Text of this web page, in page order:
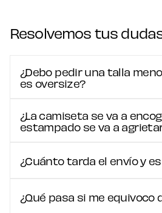
Resolvemos tus
¿Debo pedir una talla
es oversize?
¿La camiseta se va a
estampado se va a
¿Cuánto tarda el envío y
¿Qué pasa si me equivoco